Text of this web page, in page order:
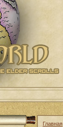
Главная